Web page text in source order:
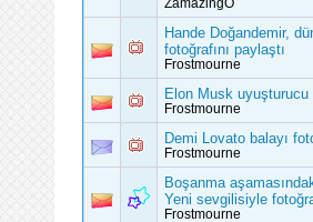
ZamazingO
Hande Doğandemir,
fotoğrafını paylaştı
Frostmourne
Elon Musk
Frostmourne
Demi Lovato balayı
Frostmourne
Boşanma
Yeni sevgilisiyle
Frostmourne